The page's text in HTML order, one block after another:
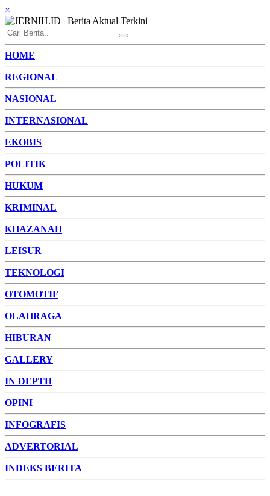
×
HOME
REGIONAL
NASIONAL
INTERNASIONAL
EKOBIS
POLITIK
HUKUM
KRIMINAL
KHAZANAH
LEISUR
TEKNOLOGI
OTOMOTIF
OLAHRAGA
HIBURAN
GALLERY
IN DEPTH
OPINI
INFOGRAFIS
ADVERTORIAL
INDEKS BERITA